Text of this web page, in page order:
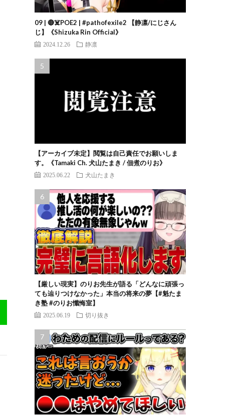
09 | 🔴☠️POE2 | #pathofexile2 【静凛/にじさん
じ】《Shizuka Rin Official》
2024.12.26 静凛
【アーカイブ未定】閲覧は自己責任でお願いしま
す。《Tamaki Ch. 犬山たまき / 佃煮のりお》
2025.06.22 犬山たまき
【厳しい現実】のりお先生が語る「どんなに頑張っ
ても辿りつけなかった」本当の将来の夢【#魁たま
き塾 #のりお懺悔室】
2025.06.19 切り抜き